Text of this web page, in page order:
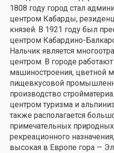
1808 году город стал
центром Кабарды,
князей. В 1921 году был
центром Кабардино-
Нальчик является
центром. В городе
машиностроения, цветной
пищевкусовой
производство
центром туризма и
также располагается
примечательных
рекреационного
высокая в Европе гора —